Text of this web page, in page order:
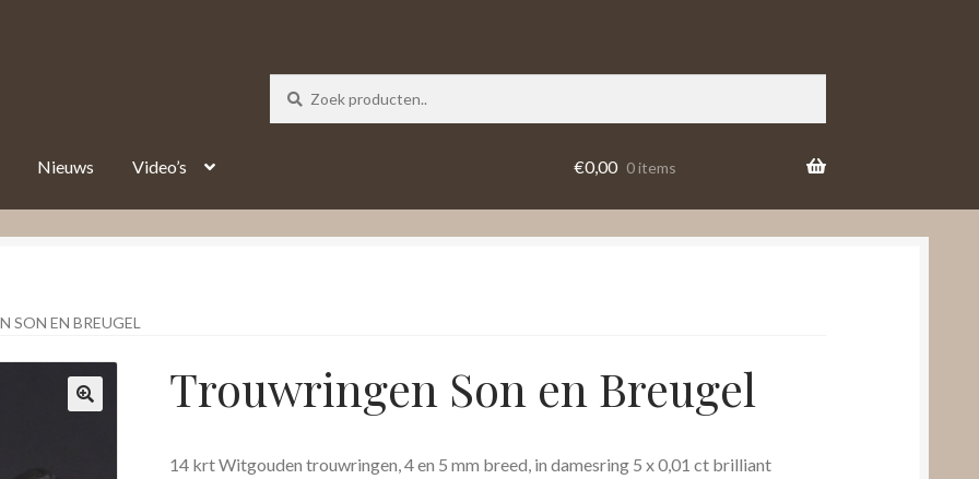
Nieuws Video’s €0,00 0 items
SON EN BREUGEL
Trouwringen Son en Breugel
14 krt Witgouden trouwringen, 4 en 5 mm breed, in damesring 5 x 0,01 ct brilliant